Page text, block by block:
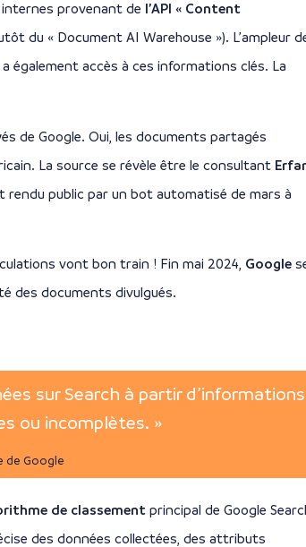
provenant de l’API « Content
du « Document AI Warehouse »). L’ampleur
a également accès à ces informations clés. La
de Google. Oui, les documents partagés
La source se révèle être le consultant
rendu public par un bot automatisé de mars à
vont bon train ! Fin mai 2024, Google
des documents divulgués.
sur Search à partir d’informations
ou incomplètes. »
de Google
de classement principal de Google
des données collectées, des attributs